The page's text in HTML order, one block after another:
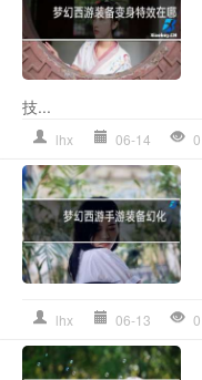
技...
lhx 06-14 0
lhx 06-13 0